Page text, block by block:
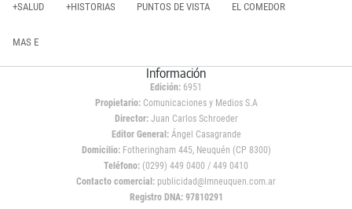
+SALUD +HISTORIAS PUNTOS DE VISTA EL COMEDOR
MAS E
Información
Edición: 6951
Propietario:Comunicaciones y Medios S.A
Director: Juan Carlos Schroeder
Editor General:Ángel Casagrande
Domicilio:Fotheringham 445, Neuquén (CP 8300)
Teléfono: (0299) 449 0400 / 449 0410
Contacto comercial: publicidad@lmneuquen.com.ar
Registro DNA: 97810291